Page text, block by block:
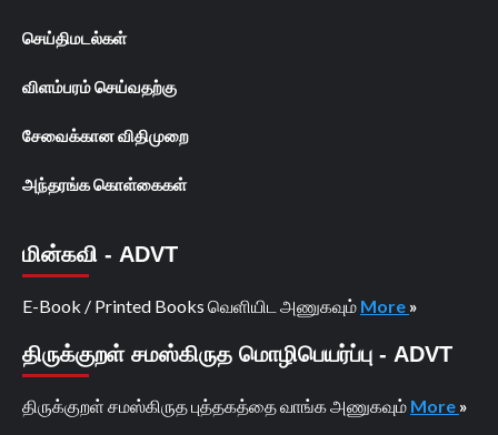
செய்திமடல்கள்
விளம்பரம் செய்வதற்கு
சேவைக்கான விதிமுறை
அந்தரங்க கொள்கைகள்
மின்கவி - ADVT
E-Book / Printed Books வெளியிட அணுகவும் More »
திருக்குறள் சமஸ்கிருத மொழிபெயர்ப்பு - ADVT
திருக்குறள் சமஸ்கிருத புத்தகத்தை வாங்க அணுகவும் More »